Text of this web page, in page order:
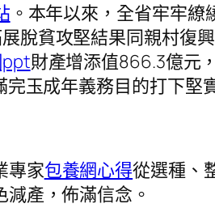
。本年以來，全省牢牢繚
脫貧攻堅結果同親村復
財產增添值866.3億元
玉成年義務目的打下堅
專家包養網心得從選種、
產，佈滿信念。